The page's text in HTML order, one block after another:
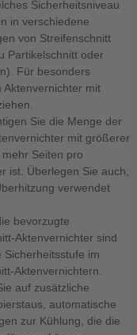
Sicherheitsniveau
in verschiedene
von Streifenschnitt
Partikelschnitt oder
Für besonders
Aktenvernichter mit
Sie die Menge der
mit größerer
Seiten pro
ist. Überlegen Sie auch,
verwendet
bevorzugte
Aktenvernichter sind
im
Aktenvernichtern.
auf zusätzliche
automatische
zur Kühlung, die die